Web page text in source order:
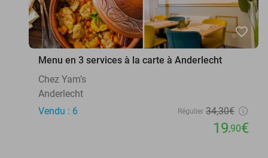
favorite_border
Menu en 3 services à la carte à Anderlecht
Chez Yam’s
Anderlecht
Vendu : 6
Régulier 34,30€
19,90€